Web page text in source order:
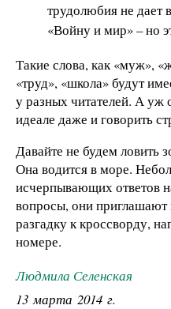
трудолюбия не дает
«Войну и мир» – но
Такие слова, как «муж»,
«труд», «школа» будут
у разных читателей. А уж
идеале даже и говорить
Давайте не будем ловить
Она водится в море.
исчерпывающих ответов
вопросы, они приглашают
разгадку к кроссворду,
номере.
Людмила Селенская
13 марта 2014 г.